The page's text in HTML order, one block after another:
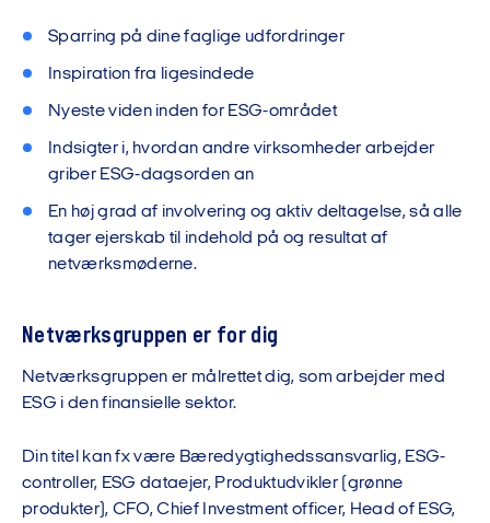
Sparring på dine faglige udfordringer
Inspiration fra ligesindede
Nyeste viden inden for ESG-området
Indsigter i, hvordan andre virksomheder arbejder
griber ESG-dagsorden an
En høj grad af involvering og aktiv deltagelse, så alle
tager ejerskab til indehold på og resultat af
netværksmøderne.
Netværksgruppen er for dig
Netværksgruppen er målrettet dig, som arbejder med
ESG i den finansielle sektor.
Din titel kan fx være Bæredygtighedssansvarlig, ESG-
controller, ESG dataejer, Produktudvikler (grønne
produkter), CFO, Chief Investment officer, Head of ESG,